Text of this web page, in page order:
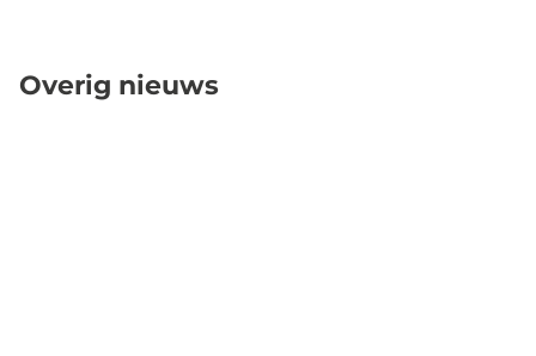
Overig nieuws